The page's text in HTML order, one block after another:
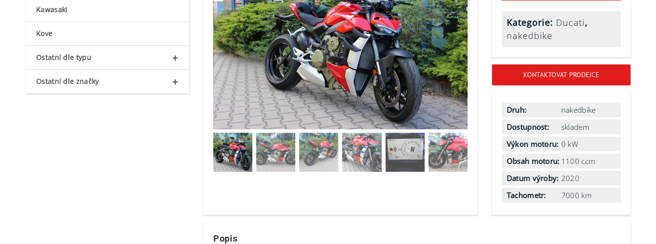
Kategorie: Ducati,
nakedbike
KONTAKTOVAT PRODEJCE
Druh:
nakedbike
Dostupnost:
skladem
Výkon motoru: 0 kW
Obsah motoru: 1100 ccm
Datum výroby: 2020
Tachometr:
7000 km
Popis
Kawasaki
Kove
+
Ostatní dle typu
+
Ostatní dle značky